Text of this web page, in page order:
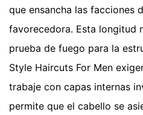
que ensancha las facciones
favorecedora. Esta longitud
prueba de fuego para la
Style Haircuts For Men
trabaje con capas internas
permite que el cabello se